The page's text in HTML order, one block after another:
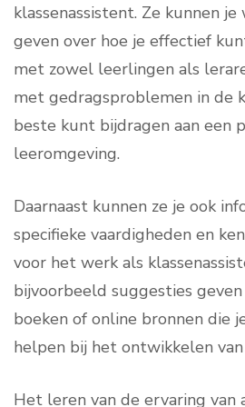
klassenassistent. Ze kunnen
geven over hoe je effectief
met zowel leerlingen als
met gedragsproblemen in de
beste kunt bijdragen aan een
leeromgeving.
Daarnaast kunnen ze je ook
specifieke vaardigheden en
voor het werk als
bijvoorbeeld suggesties
boeken of online bronnen die
helpen bij het ontwikkelen
Het leren van de ervaring van